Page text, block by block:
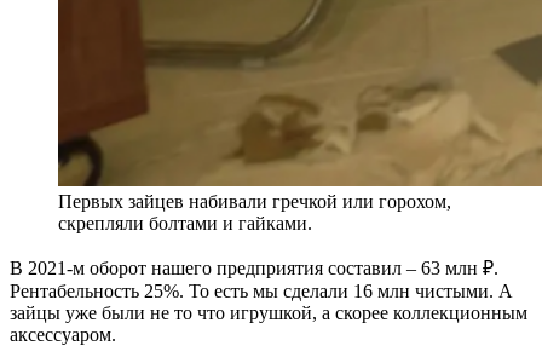
Первых зайцев набивали гречкой или горохом,
скрепляли болтами и гайками.
В 2021-м оборот нашего предприятия составил – 63 млн ₽.
Рентабельность 25%. То есть мы сделали 16 млн чистыми. А
зайцы уже были не то что игрушкой, а скорее коллекционным
аксессуаром.